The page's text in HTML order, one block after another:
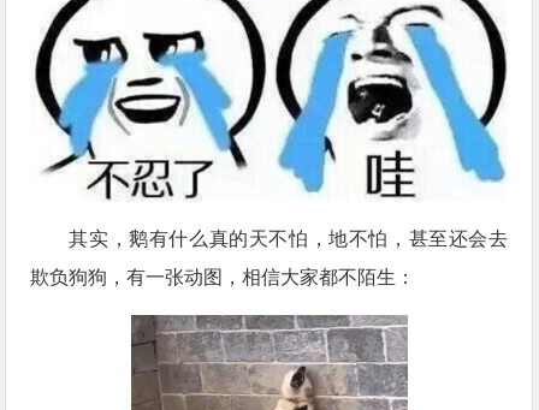
其实，鹅有什么真的天不怕，地不怕，甚至还会去
欺负狗狗，有一张动图，相信大家都不陌生：